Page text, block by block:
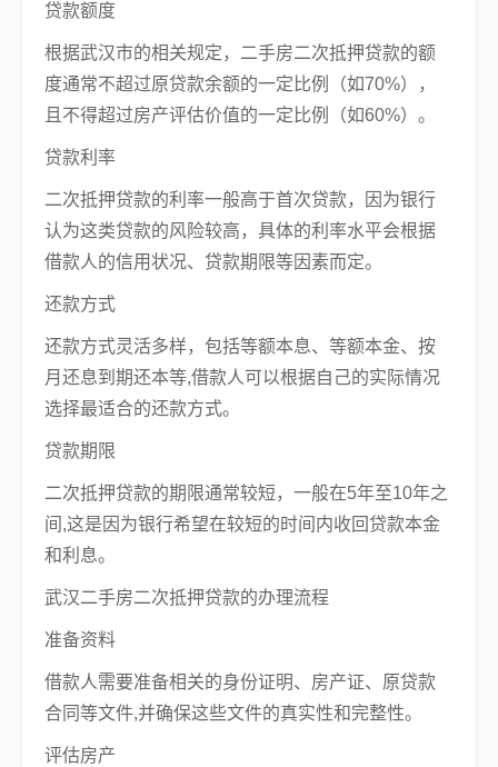
贷款额度
根据武汉市的相关规定，二手房二次抵押贷款的额
度通常不超过原贷款余额的一定比例（如70%），
且不得超过房产评估价值的一定比例（如60%）。
贷款利率
二次抵押贷款的利率一般高于首次贷款，因为银行
认为这类贷款的风险较高，具体的利率水平会根据
借款人的信用状况、贷款期限等因素而定。
还款方式
还款方式灵活多样，包括等额本息、等额本金、按
月还息到期还本等,借款人可以根据自己的实际情况
选择最适合的还款方式。
贷款期限
二次抵押贷款的期限通常较短，一般在5年至10年之
间,这是因为银行希望在较短的时间内收回贷款本金
和利息。
武汉二手房二次抵押贷款的办理流程
准备资料
借款人需要准备相关的身份证明、房产证、原贷款
合同等文件,并确保这些文件的真实性和完整性。
评估房产